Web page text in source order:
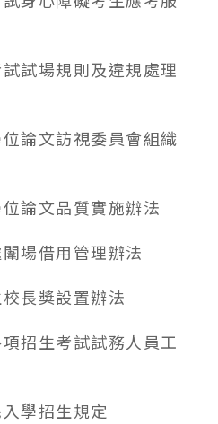
試場規則及違規處理
論文訪視委員會組織
論文品質實施辦法
場借用管理辦法
長獎設置辦法
招生考試試務人員工
學招生規定